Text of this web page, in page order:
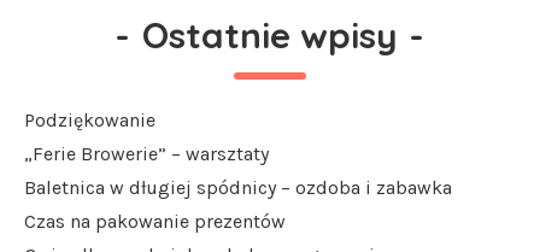
- Ostatnie wpisy -
Podziękowanie
„Ferie Browerie” – warsztaty
Baletnica w długiej spódnicy – ozdoba i zabawka
Czas na pakowanie prezentów